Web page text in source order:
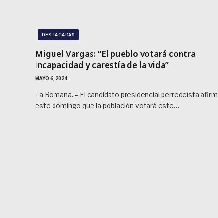
DESTACADAS
Miguel Vargas: “El pueblo votará contra
incapacidad y carestía de la vida”
MAYO 6, 2024
La Romana. – El candidato presidencial perredeísta
este domingo que la población votará este…